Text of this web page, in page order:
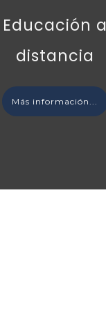
Educación a
distancia
Más información...